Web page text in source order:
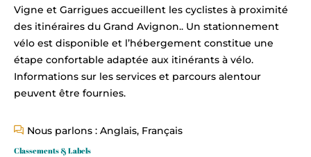
Vigne et Garrigues accueillent les cyclistes à proximité
des itinéraires du Grand Avignon.. Un stationnement
vélo est disponible et l’hébergement constitue une
étape confortable adaptée aux itinérants à vélo.
Informations sur les services et parcours alentour
peuvent être fournies.
Nous parlons : Anglais, Français
Classements & Labels